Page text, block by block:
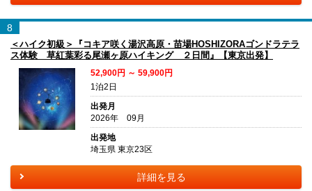
8
＜ハイク初級＞『コキア咲く湯沢高原・苗場HOSHIZORAゴンドラテラ
ス体験 草紅葉彩る尾瀬ヶ原ハイキング ２日間』【東京出発】
52,900円 ～ 59,900円
1泊2日
出発月
2026年 09月
出発地
埼玉県 東京23区
詳細を見る